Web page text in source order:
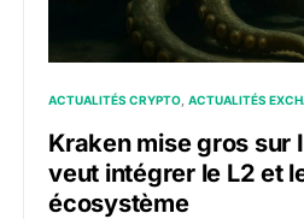
ACTUALITÉS CRYPTO ACTUALITÉS
Kraken mise gros sur
veut intégrer le L2 et
écosystème